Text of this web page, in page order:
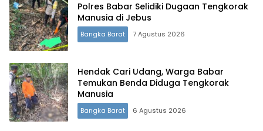
Polres Babar Selidiki Dugaan Tengkorak
Manusia di Jebus
Bangka Barat 7 Agustus 2026
Hendak Cari Udang, Warga Babar
Temukan Benda Diduga Tengkorak
Manusia
Bangka Barat 6 Agustus 2026